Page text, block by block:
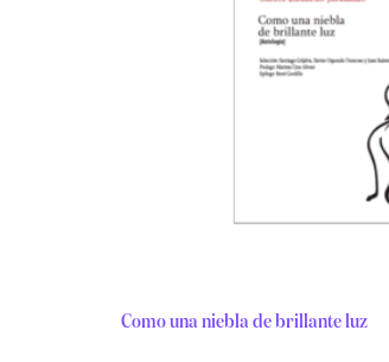
Como una niebla de brillante luz